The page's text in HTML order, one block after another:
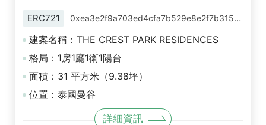
ERC721 0xea3e2f9a703ed4cfa7b529e8e2f7b315c81d5cb0
建案名稱：THE CREST PARK RESIDENCES
格局：1房1廳1衛1陽台
面積：31 平方米（9.38坪）
位置：泰國曼谷
詳細資訊